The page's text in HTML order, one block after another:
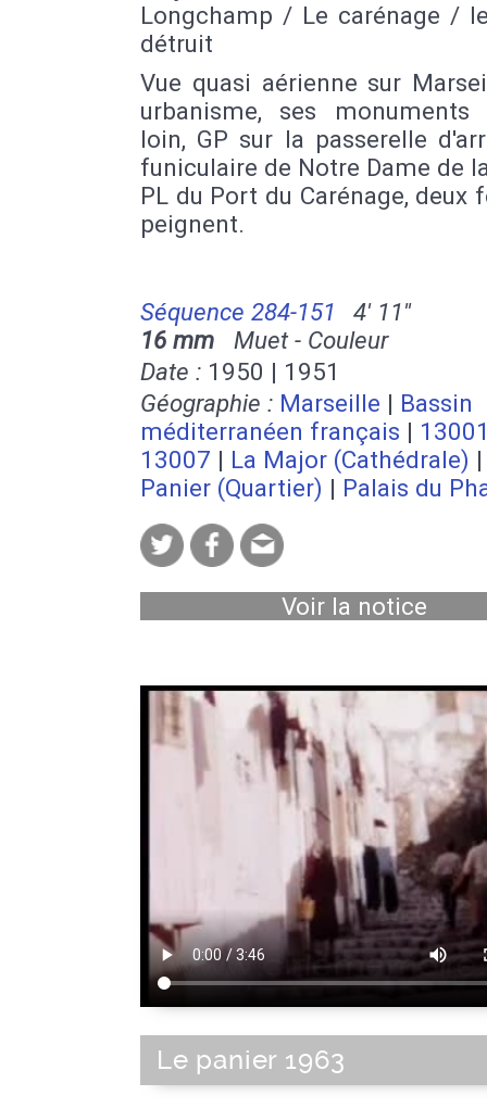
Longchamp / Le carénage /
détruit
Vue quasi aérienne sur
urbanisme, ses monuments
loin, GP sur la passerelle
funiculaire de Notre Dame de
PL du Port du Carénage, deux
peignent.
Séquence 284-151
4' 11''
16 mm Muet - Couleur
Date : 1950 | 1951
Géographie : Marseille | Bassin
méditerranéen français |
13007 | La Major (Cathédrale)
Panier (Quartier) | Palais du
Voir la notice
Le panier 1963